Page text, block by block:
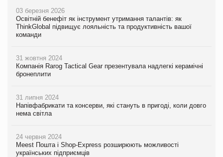
03 березня 2026
Освітній бенефіт як інструмент утримання талантів: як
ThinkGlobal підвищує лояльність та продуктивність вашої
команди
31 жовтня 2024
Компанія Rarog Tactical Gear презентувала надлегкі керамічні
бронеплити
31 липня 2024
Напівфабрикати та консерви, які стануть в пригоді, коли довго
нема світла
24 червня 2024
Meest Пошта і Shop-Express розширюють можливості
українських підприємців